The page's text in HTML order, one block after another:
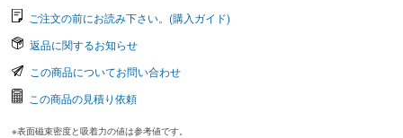
ご注文の前にお読み下さい。(購入ガイド)
返品に関するお知らせ
この商品についてお問い合わせ
この商品の見積り依頼
※表面磁束密度と吸着力の値は参考値です。